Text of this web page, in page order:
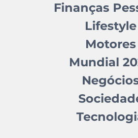
Finanças
Lifestyle
Motores
Mundial